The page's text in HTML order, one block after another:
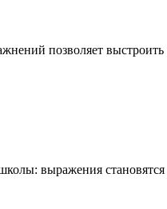
позволяет
выражения